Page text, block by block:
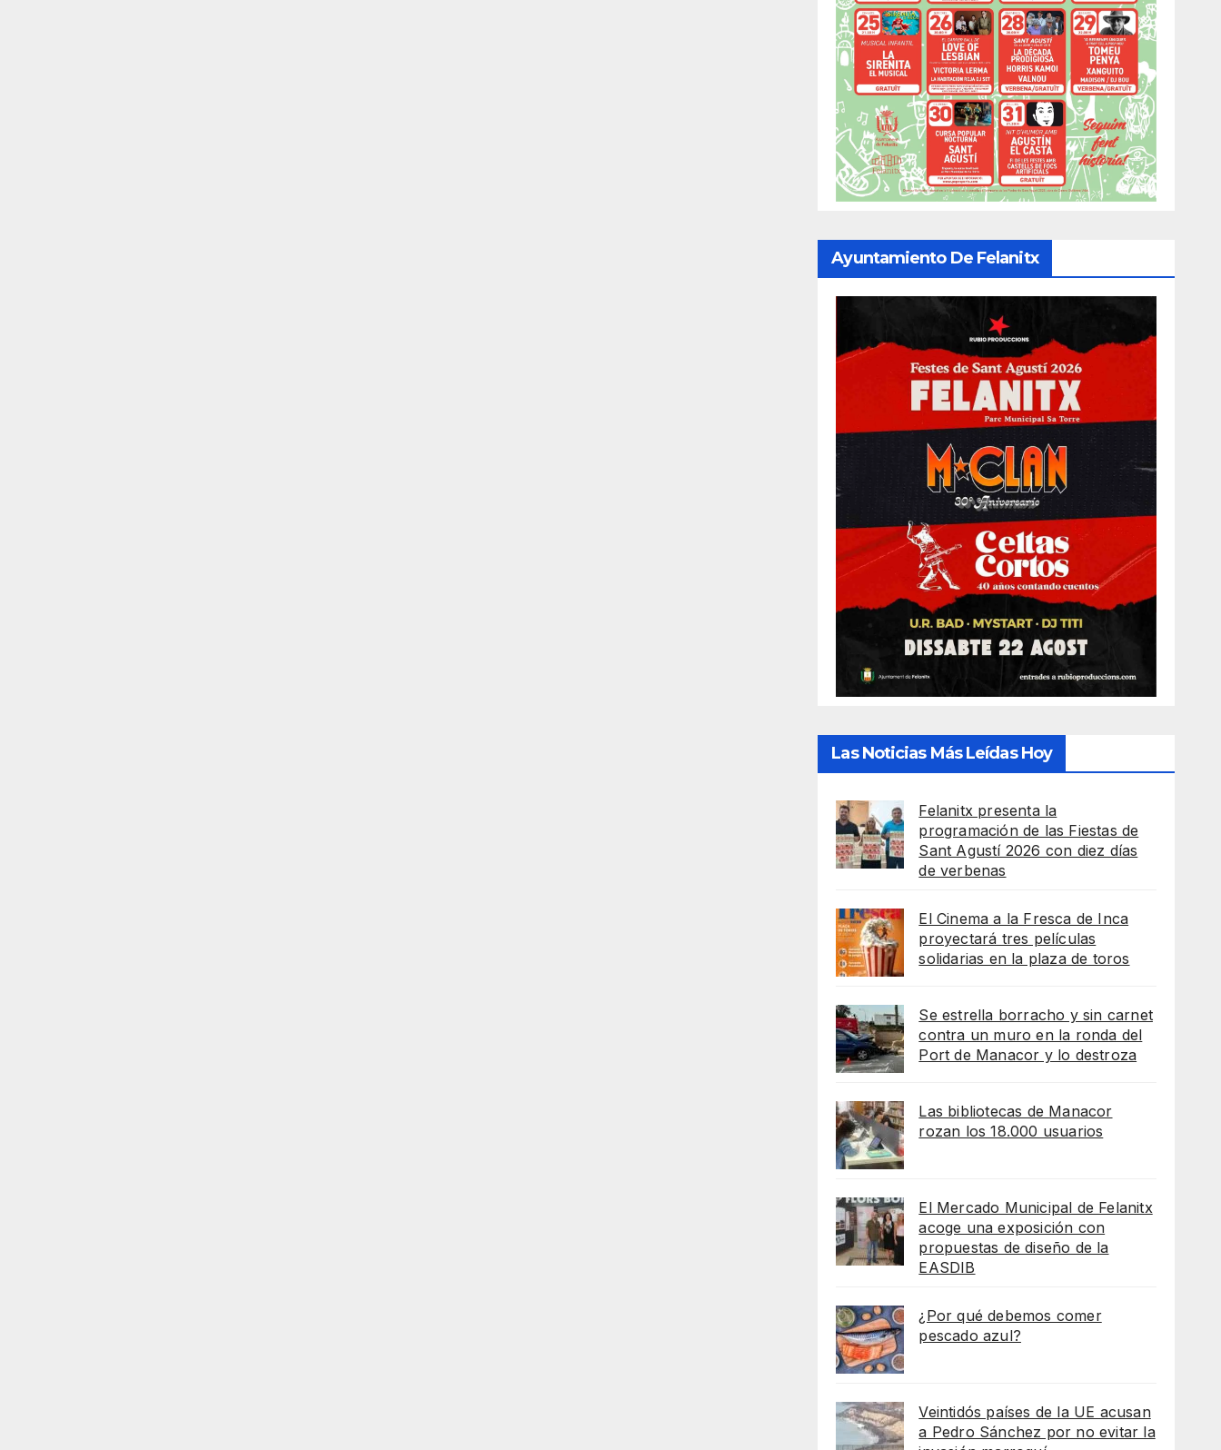
Ayuntamiento De Felanitx
Las Noticias Más Leídas Hoy
Felanitx presenta la
programación de las Fiestas de
Sant Agustí 2026 con diez días
de verbenas
El Cinema a la Fresca de Inca
proyectará tres películas
solidarias en la plaza de toros
Se estrella borracho y sin carnet
contra un muro en la ronda del
Port de Manacor y lo destroza
Las bibliotecas de Manacor
rozan los 18.000 usuarios
El Mercado Municipal de Felanitx
acoge una exposición con
propuestas de diseño de la
EASDIB
¿Por qué debemos comer
pescado azul?
Veintidós países de la UE acusan
a Pedro Sánchez por no evitar la